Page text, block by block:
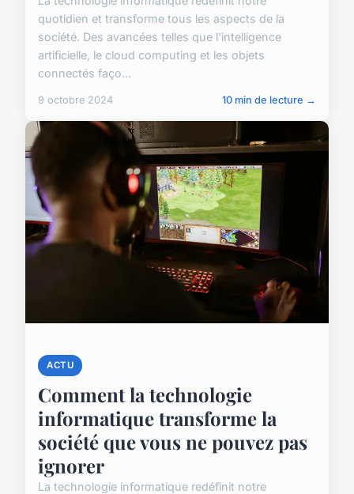
quotidien et transforme tous les aspects de la
société. Des avancées telles que l'intelligence
artificielle, le cloud computing et les objets
connectés faço...
9 octobre 2024 10 min de lecture →
ACTU
Comment la technologie
informatique transforme la
société que vous ne pouvez pas
ignorer
La technologie informatique redéfinit notre